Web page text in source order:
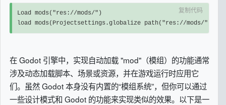
复制代码
Load mods("res://mods/")
load mods(Projectsettings.globalize path("res://mods/"))
在 Godot 引擎中，实现自动加载 "mod"（模组）的功能通常
涉及动态加载脚本、场景或资源，并在游戏运行时应用它
们。虽然 Godot 本身没有内置的“模组系统”，但你可以通过
一些设计模式和 Godot 的功能来实现类似的效果。以下是一